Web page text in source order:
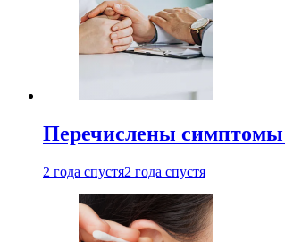
Перечислены симптомы
2 года спустя2 года спустя